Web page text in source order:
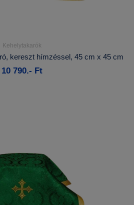
Részletek...
Kosárba
Kehelytakarók
kereszt hímzéssel, 45 cm x 45 cm
10 790.- Ft